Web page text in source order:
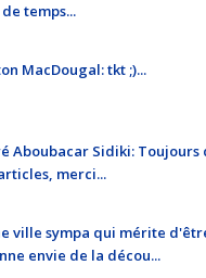
temps...
MacDougal: tkt ;)...
Aboubacar Sidiki: Toujours
merci...
ville sympa qui mérite
envie de la décou...